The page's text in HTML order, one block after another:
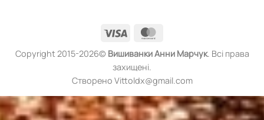
Visa
Copyright 2015-2026© ВишиванкиАнни Марчук. Всі права
захищені.
Створено Vittoldx@gmail.com